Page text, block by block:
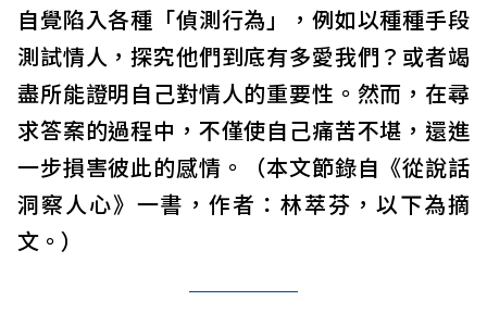
自覺陷入各種「偵測行為」，例如以種種手段
測試情人，探究他們到底有多愛我們？或者竭
盡所能證明自己對情人的重要性。然而，在尋
求答案的過程中，不僅使自己痛苦不堪，還進
一步損害彼此的感情。（本文節錄自《從說話
洞察人心》一書，作者：林萃芬，以下為摘
文。）